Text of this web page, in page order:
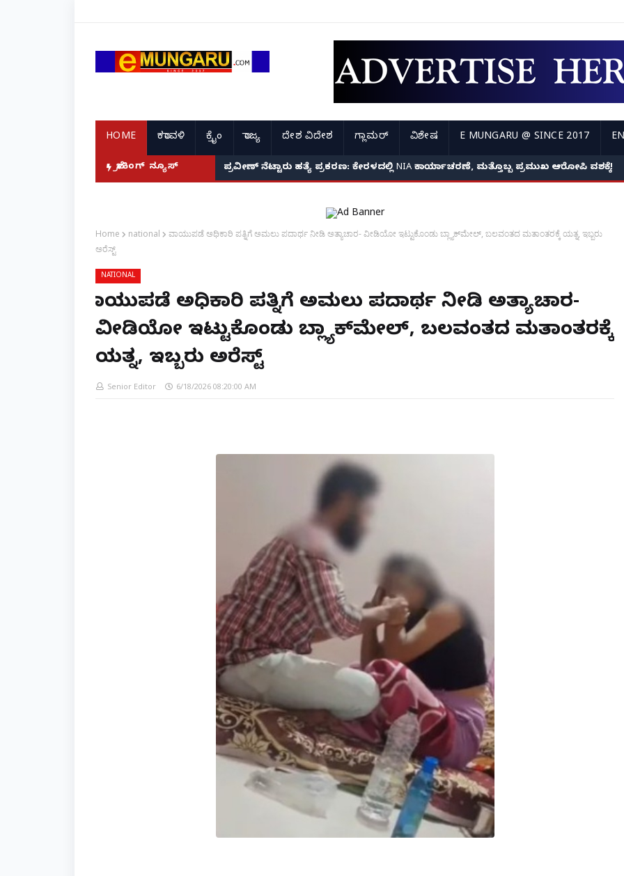
HOME ಕರಾವಳಿ ಕ್ರೈಂ ರಾಜ್ಯ ದೇಶ ವಿದೇಶ ಗ್ಲಾಮರ್ ವಿಶೇಷ E MUNGARU @ SINCE 2017
ಬ್ರೇಕಿಂಗ್ ನ್ಯೂಸ್ ಪ್ರವೀಣ್ ನೆಟ್ಟಾರು ಹತ್ಯೆ ಪ್ರಕರಣ: ಕೇರಳದಲ್ಲಿ NIA ಕಾರ್ಯಾಚರಣೆ, ಮತ್ತೊಬ್ಬ ಪ್ರಮುಖ ಆರೋಪಿ
ವೃದ್ಧಾಶ್ರಮದಲ್ಲೇ ತಂದೆಯ ದಾರುಣ ಸಾವು: ಅಂತ್ಯಕ್ರಿಯೆಗೂ ಬಾರದ ಮೂವರು ಶಿಕ್ಷಕಿ ಮಕಳು, ವಿಡಿಯೋ
Home national
ವಾಯುಪಡೆ ಅಧಿಕಾರಿ ಪತ್ನಿಗೆ ಅಮಲು ಪದಾರ್ಥ ನೀಡಿ ಅತ್ಯಾಚಾರ- ವೀಡಿಯೋ ಇಟ್ಟುಕೊಂಡು ಬ್ಲ್ಯಾಕ್‌ಮೇಲ್, ಬಲವಂತದ ಮತಾಂತರಕ್ಕೆ ಯತ್ನ, ಇಬ್ಬರು
ಅರೆಸ್ಟ್
NATIONAL
ವಾಯುಪಡೆ ಅಧಿಕಾರಿ ಪತ್ನಿಗೆ ಅಮಲು ಪದಾರ್ಥ ನೀಡಿ ಅತ್ಯಾಚಾರ-
ವೀಡಿಯೋ ಇಟ್ಟುಕೊಂಡು ಬ್ಲ್ಯಾಕ್‌ಮೇಲ್, ಬಲವಂತದ ಮತಾಂತರಕ್ಕೆ
ಯತ್ನ, ಇಬ್ಬರು ಅರೆಸ್ಟ್
Senior Editor 6/18/2026 08:20:00 AM